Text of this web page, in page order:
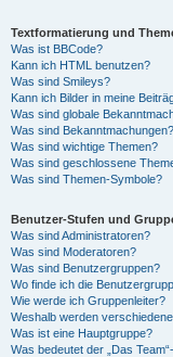
Textformatierung und
Was ist BBCode?
Kann ich HTML benutzen?
Was sind Smileys?
Kann ich Bilder in meine
Was sind globale
Was sind Bekanntmachungen?
Was sind wichtige Themen?
Was sind geschlossene
Was sind Themen-Symbole?
Benutzer-Stufen und
Was sind Administratoren?
Was sind Moderatoren?
Was sind Benutzergruppen?
Wo finde ich die
Wie werde ich Gruppenleiter?
Weshalb werden
Was ist eine Hauptgruppe?
Was bedeutet der „Das